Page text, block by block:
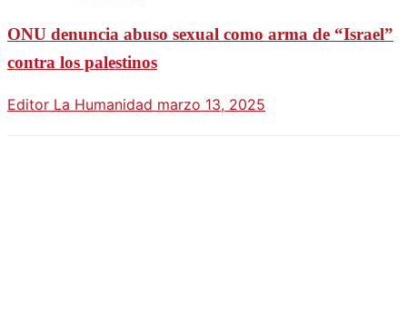
ONU denuncia abuso sexual como arma de “Israel”
contra los palestinos
Editor La Humanidad marzo 13, 2025